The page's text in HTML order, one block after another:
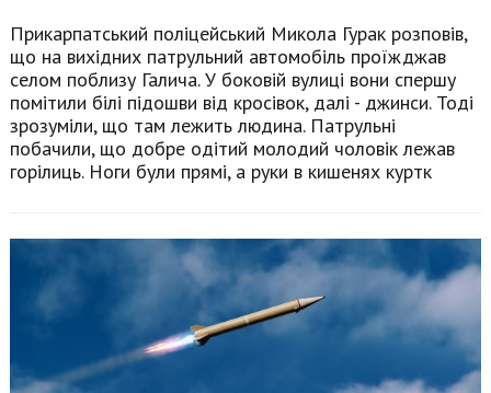
Прикарпатський поліцейський Микола Гурак розповів,
що на вихідних патрульний автомобіль проїжджав
селом поблизу Галича. У боковій вулиці вони спершу
помітили білі підошви від кросівок, далі - джинси. Тоді
зрозуміли, що там лежить людина. Патрульні
побачили, що добре одітий молодий чоловік лежав
горілиць. Ноги були прямі, а руки в кишенях куртк